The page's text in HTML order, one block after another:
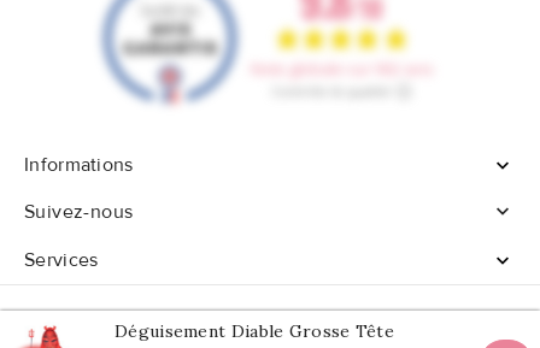
Déguisement Diable Grosse Tête
Informations

Suivez-nous

Services
